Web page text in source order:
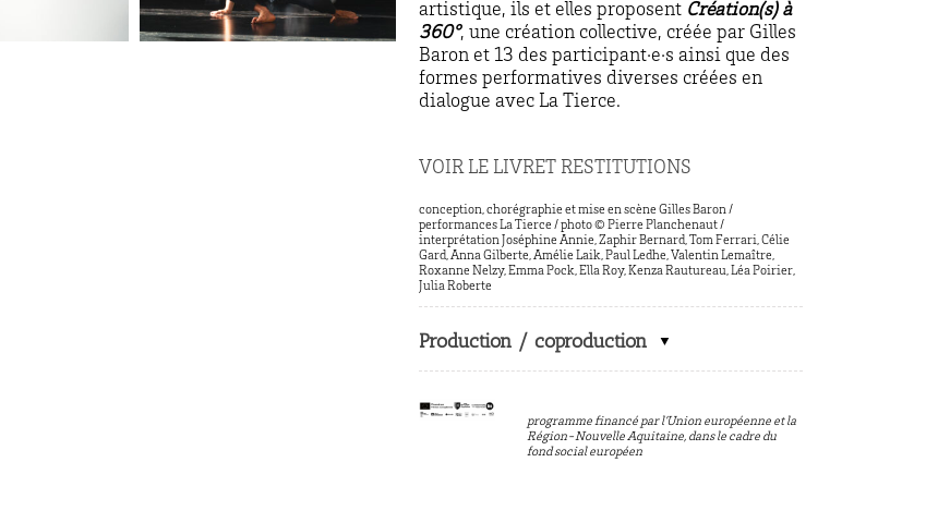
artistique, ils et elles proposent Création(s) à
360°, une création collective, créée par Gilles
Baron et 13 des participant·e·s ainsi que des
formes performatives diverses créées en
dialogue avec La Tierce.
VOIR LE LIVRET RESTITUTIONS
conception, chorégraphie et mise en scène Gilles Baron /
performances La Tierce / photo © Pierre Planchenaut /
interprétation Joséphine Annie, Zaphir Bernard, Tom Ferrari, Célie
Gard, Anna Gilberte, Amélie Laik, Paul Ledhe, Valentin Lemaître,
Roxanne Nelzy, Emma Pock, Ella Roy, Kenza Rautureau, Léa Poirier,
Julia Roberte
Production / coproduction
programme financé par l’Union européenne et la
Région-Nouvelle Aquitaine, dans le cadre du
fond social européen